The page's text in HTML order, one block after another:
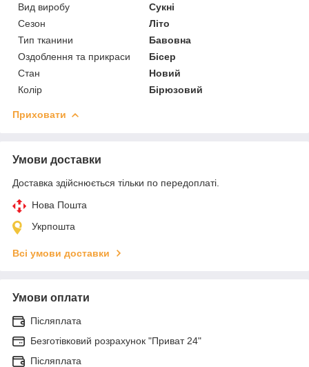
Вид виробу
Сукні
Сезон
Літо
Тип тканини
Бавовна
Оздоблення та прикраси
Бісер
Стан
Новий
Колір
Бірюзовий
Приховати
Умови доставки
Доставка здійснюється тільки по передоплаті.
Нова Пошта
Укрпошта
Всі умови доставки
Умови оплати
Післяплата
Безготівковий розрахунок "Приват 24"
Післяплата